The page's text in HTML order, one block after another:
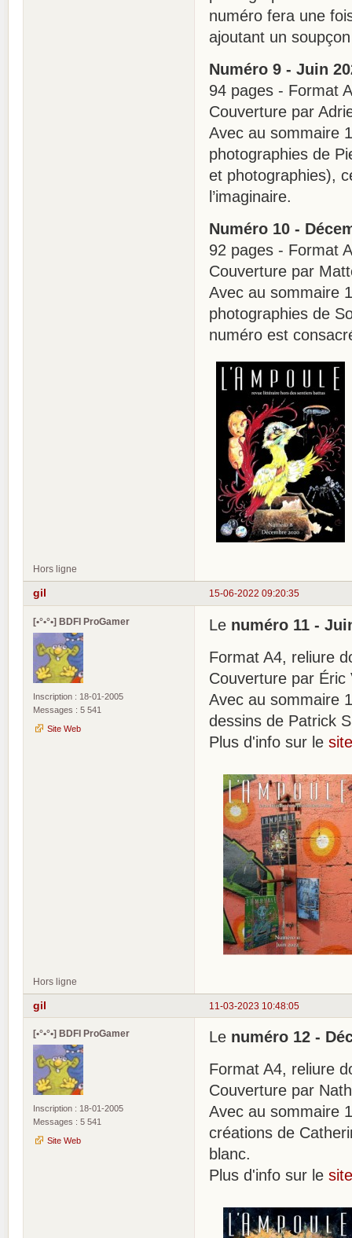
numéro fera une
ajoutant un
Numéro 9 - Juin
94 pages - Format
Couverture par
Avec au sommaire
photographies de
et photographies),
l’imaginaire.
Numéro 10 -
92 pages - Format
Couverture par
Avec au sommaire
photographies de
numéro est
Hors ligne
15-06-2022 09:20:35
gil
[•°•°•] BDFI ProGamer
Inscription : 18-01-2005
Messages : 5 541
Site Web
Le numéro 11 -
Format A4, reliure
Couverture par Éric
Avec au sommaire
dessins de Patrick
Plus d'info sur le
Hors ligne
11-03-2023 10:48:05
gil
[•°•°•] BDFI ProGamer
Inscription : 18-01-2005
Messages : 5 541
Site Web
Le numéro 12 -
Format A4, reliure
Couverture par
Avec au sommaire
créations de
blanc.
Plus d'info sur le